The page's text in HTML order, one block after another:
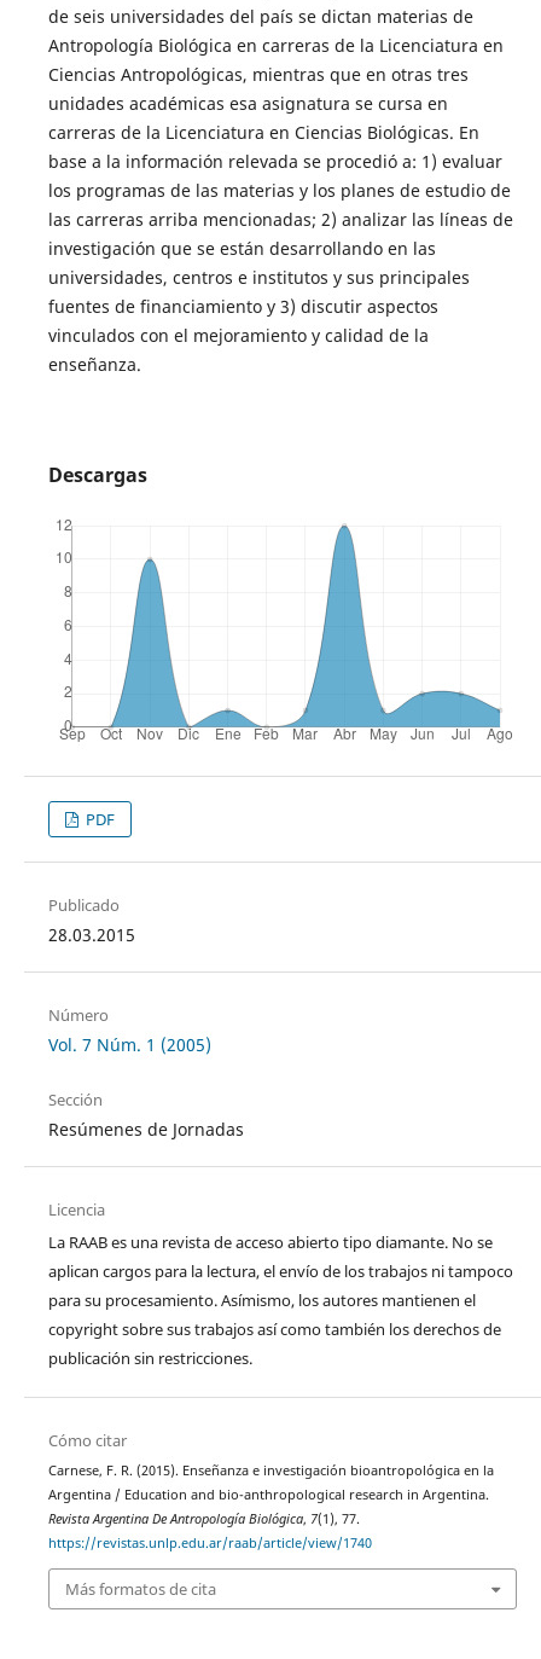
de seis universidades del país se dictan materias de
Antropología Biológica en carreras de la Licenciatura en
Ciencias Antropológicas, mientras que en otras tres
unidades académicas esa asignatura se cursa en
carreras de la Licenciatura en Ciencias Biológicas. En
base a la información relevada se procedió a: 1) evaluar
los programas de las materias y los planes de estudio de
las carreras arriba mencionadas; 2) analizar las líneas de
investigación que se están desarrollando en las
universidades, centros e institutos y sus principales
fuentes de financiamiento y 3) discutir aspectos
vinculados con el mejoramiento y calidad de la
enseñanza.
Descargas
PDF
Publicado
28.03.2015
Número
Vol. 7 Núm. 1 (2005)
Sección
Resúmenes de Jornadas
Licencia
La RAAB es una revista de acceso abierto tipo diamante. No se
aplican cargos para la lectura, el envío de los trabajos ni tampoco
para su procesamiento. Asímismo, los autores mantienen el
copyright sobre sus trabajos así como también los derechos de
publicación sin restricciones.
Cómo citar
Carnese, F. R. (2015). Enseñanza e investigación bioantropológica en la
Argentina / Education and bio-anthropological research in Argentina.
Revista Argentina De Antropología Biológica, 7(1), 77.
https://revistas.unlp.edu.ar/raab/article/view/1740
Más formatos de cita